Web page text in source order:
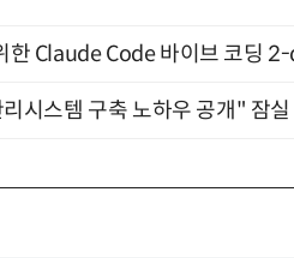
한 Claude Code 바이브 코딩
시스템 구축 노하우 공개" 잠